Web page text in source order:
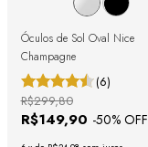
Óculos de Sol Oval Nice
Champagne
(6)
R$149,90 -50% OFF
R$299,80